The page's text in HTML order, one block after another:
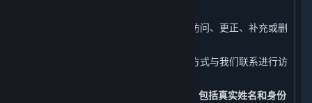
1. 您可以通过平台客户端在您的账户中访问、更正、补充或删
2. 您可以通过本政策第十条列明的联系方式与我们联系进行访
请注意，您注册时提交的实名认证信息，包括真实姓名和身份